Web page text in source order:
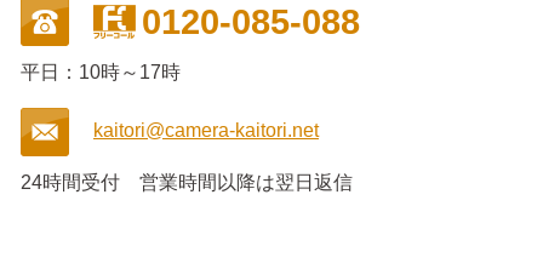
0120-085-088
平日：10時～17時
kaitori@camera-kaitori.net
24時間受付 営業時間以降は翌日返信